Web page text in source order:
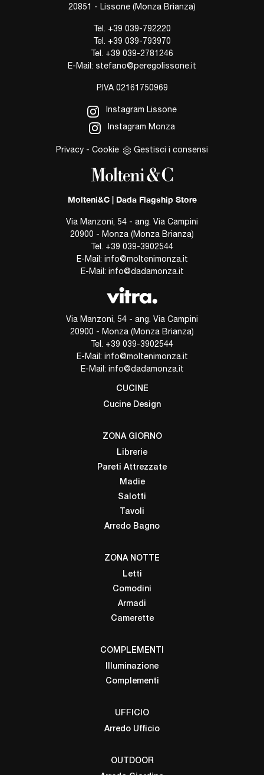
20851 - Lissone (Monza Brianza)
Tel. +39 039-792220
Tel. +39 039-793970
Tel. +39 039-2781246
E-Mail: stefano@peregolissone.it
P.IVA 02161750969
Instagram Lissone
Instagram Monza
Privacy - Cookie Gestisci i consensi
Molteni&C | Dada Flagship Store
Via Manzoni, 54 - ang. Via Campini
20900 - Monza (Monza Brianza)
Tel. +39 039-3902544
E-Mail: info@moltenimonza.it
E-Mail: info@dadamonza.it
Via Manzoni, 54 - ang. Via Campini
20900 - Monza (Monza Brianza)
Tel. +39 039-3902544
E-Mail: info@moltenimonza.it
E-Mail: info@dadamonza.it
CUCINE
Cucine Design
ZONA GIORNO
Librerie
Pareti Attrezzate
Madie
Salotti
Tavoli
Arredo Bagno
ZONA NOTTE
Letti
Comodini
Armadi
Camerette
COMPLEMENTI
Illuminazione
Complementi
UFFICIO
Arredo Ufficio
OUTDOOR